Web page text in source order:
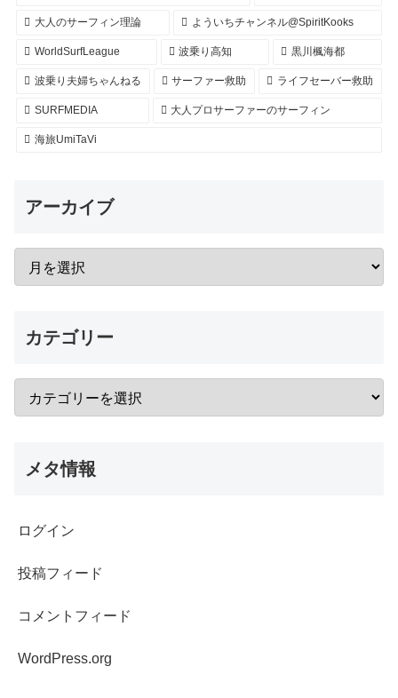
大人のサーフィン理論 よういちチャンネル@SpiritKooks
WorldSurfLeague 波乗り高知 黒川楓海都
波乗り夫婦ちゃんねる サーファー救助 ライフセーバー救助
SURFMEDIA 大人プロサーファーのサーフィン
海旅UmiTaVi
アーカイブ
カテゴリー
メタ情報
ログイン
投稿フィード
コメントフィード
WordPress.org